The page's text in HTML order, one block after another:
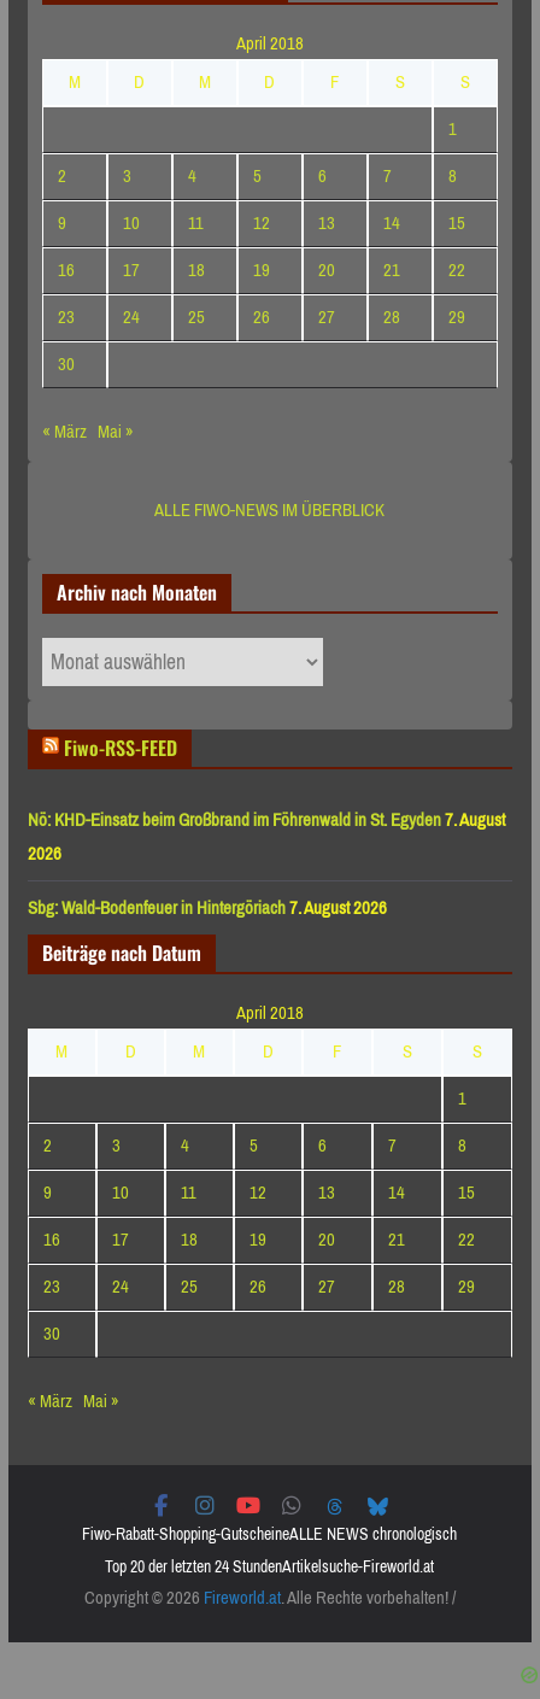
April 2018
M
D M D F S
S
1
2
3 4 5 6 7
8
9
10 11 12 13 14
15
16
17 18 19 20 21
22
23
24 25 26 27 28
29
30
« März Mai »
ALLE FIWO-NEWS IM ÜBERBLICK
Archiv nach Monaten
Archiv
nach
Fiwo-RSS-FEED
Nö: KHD-Einsatz beim Großbrand im Föhrenwald in St. Egyden7. August
2026
Sbg: Wald-Bodenfeuer in Hintergöriach7. August 2026
Beiträge nach Datum
April 2018
M
D M D F S
S
1
2
3 4 5 6 7
8
9
10 11 12 13 14
15
16
17 18 19 20 21
22
23
24 25 26 27 28
29
30
« März Mai »
Fiwo-Rabatt-Shopping-GutscheineALLE NEWS chronologisch
Top 20 der letzten 24 StundenArtikelsuche-Fireworld.at
Copyright © 2026Fireworld.at. Alle Rechte vorbehalten! /